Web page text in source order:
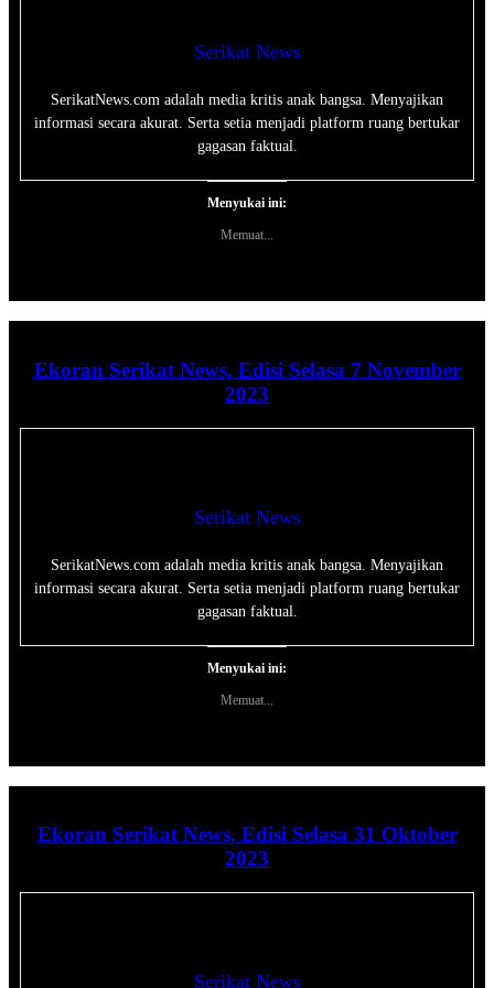
Serikat News
SerikatNews.com adalah media kritis anak bangsa. Menyajikan
informasi secara akurat. Serta setia menjadi platform ruang bertukar
gagasan faktual.
Menyukai ini:
Memuat...
Ekoran Serikat News, Edisi Selasa 7 November
2023
Serikat News
SerikatNews.com adalah media kritis anak bangsa. Menyajikan
informasi secara akurat. Serta setia menjadi platform ruang bertukar
gagasan faktual.
Menyukai ini:
Memuat...
Ekoran Serikat News, Edisi Selasa 31 Oktober
2023
Serikat News